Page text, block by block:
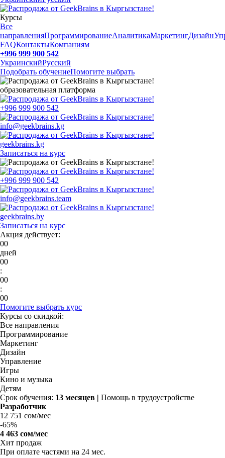
Курсы
Все
направленияПрограммированиеАналитикаМаркетингДизайн
FAQКонтактыКомпаниям
+996 999 900 542
УкраинскийРусский
Подобрать обучениеПомогите выбрать
образовательная платформа
+996 999 900 542
info@geekbrains.kg
geekbrains.kg
Записаться на курс
+996 999 900 542
info@geekbrains.team
geekbrains.by
Записаться на курс
Акция действует:
00
дней
00
:
00
:
00
Помогите выбрать курс
Курсы со скидкой:
Все направления
Программирование
Маркетинг
Дизайн
Управление
Игры
Кино и музыка
Детям
Срок обучения: 13 месяцев | Помощь в трудоустройстве
Разработчик
12 751 сом/мес
-65%
4 463 сом/мес
Хит продаж
При оплате частями на 24 мес.